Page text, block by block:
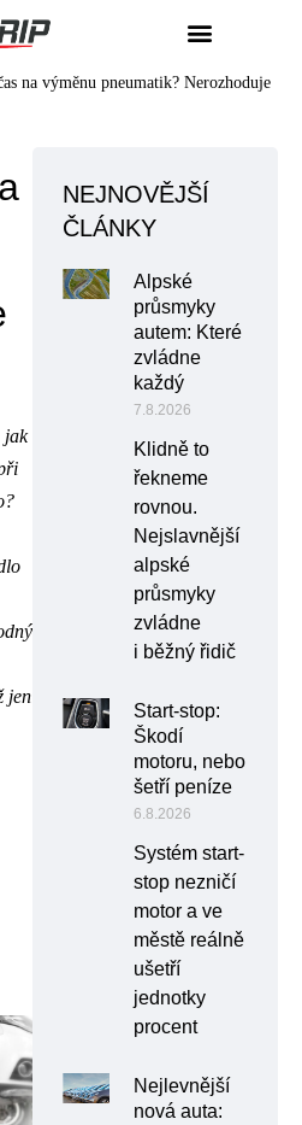
na výměnu pneumatik? Nerozhoduje
jak
jen
NEJNOVĚJŠÍ
ČLÁNKY
Alpské
průsmyky
autem: Které
zvládne
každý
7.8.2026
Klidně to
řekneme
rovnou.
Nejslavnější
alpské
průsmyky
zvládne
i běžný řidič
Start-stop:
Škodí
motoru, nebo
šetří peníze
6.8.2026
Systém start-
stop nezničí
motor a ve
městě reálně
ušetří
jednotky
procent
Nejlevnější
nová auta: